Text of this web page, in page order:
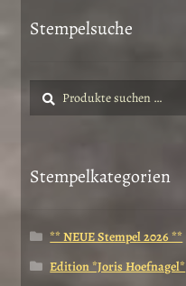
Stempelsuche
Suche
nach:
Suchen
Stempelkategorien
** NEUE Stempel 2026 **
Edition *Joris Hoefnagel*